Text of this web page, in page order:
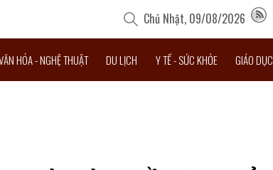
Chủ Nhật, 09/08/2026
HÓA - NGHỆ THUẬT DU LỊCH Y TẾ - SỨC KHỎE GIÁO DỤC